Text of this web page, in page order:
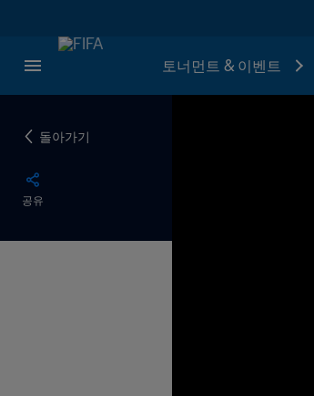
토너먼트 & 이벤트
돌아가기
공유